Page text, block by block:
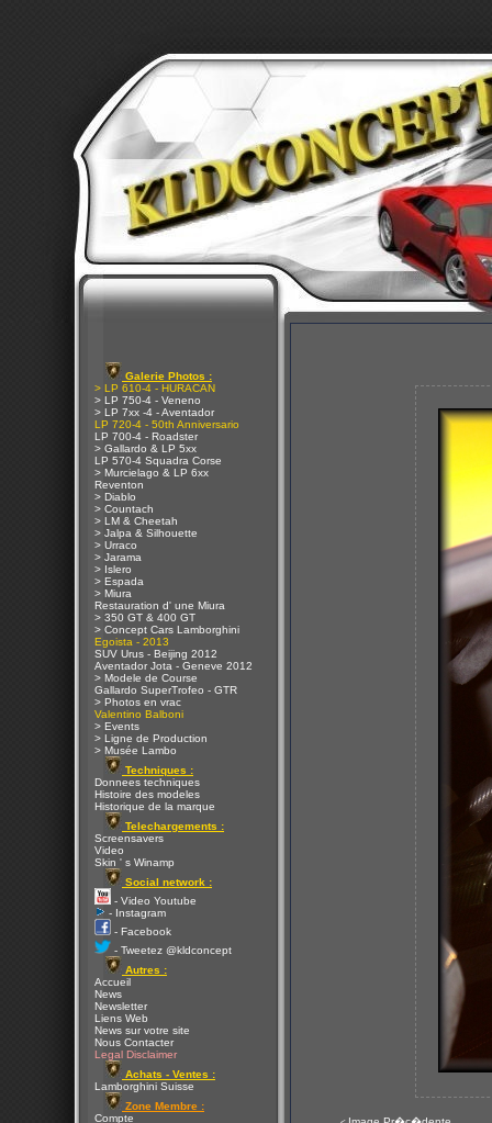
Galerie Photos :
> LP 610-4 - HURACAN
> LP 750-4 - Veneno
> LP 7xx -4 - Aventador
LP 720-4 - 50th Anniversario
LP 700-4 - Roadster
> Gallardo & LP 5xx
LP 570-4 Squadra Corse
> Murcielago & LP 6xx
Reventon
> Diablo
> Countach
> LM & Cheetah
> Jalpa & Silhouette
> Urraco
> Jarama
> Islero
> Espada
> Miura
Restauration d' une Miura
> 350 GT & 400 GT
> Concept Cars Lamborghini
Egoista - 2013
SUV Urus - Beijing 2012
Aventador Jota - Geneve 2012
> Modele de Course
Gallardo SuperTrofeo - GTR
> Photos en vrac
Valentino Balboni
> Events
> Ligne de Production
> Musée Lambo
Techniques :
Donnees techniques
Histoire des modeles
Historique de la marque
Telechargements :
Screensavers
Video
Skin ' s Winamp
Social network :
- Video Youtube
- Instagram
- Facebook
- Tweetez @kldconcept
Autres :
Accueil
News
Newsletter
Liens Web
News sur votre site
Nous Contacter
Legal Disclaimer
Achats - Ventes :
Lamborghini Suisse
Zone Membre :
Compte